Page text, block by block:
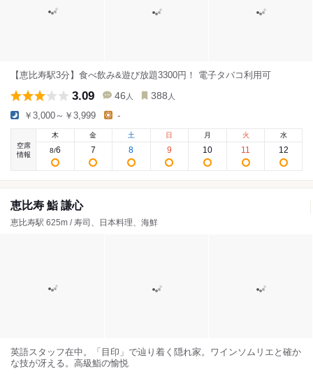
【恵比寿駅3分】食べ飲み&遊び放題3300円！ 電子タバコ利用可
3.09 46 人 388 人
￥3,000～￥3,999 -
空席
情報
木
8/6
金
7
土
8
日
9
月
10
火
11
水
12
恵比寿 鮨 謙心
恵比寿駅 625m / 寿司、日本料理、海鮮
英語スタッフ在中。「目印」で辿り着く隠れ家。ワインソムリエと確か
な技が冴える。高級鮨の愉悦